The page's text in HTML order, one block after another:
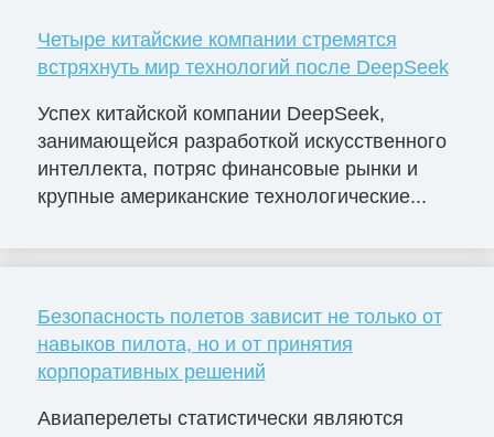
Четыре китайские компании стремятся
встряхнуть мир технологий после DeepSeek
Успех китайской компании DeepSeek,
занимающейся разработкой искусственного
интеллекта, потряс финансовые рынки и
крупные американские технологические...
Безопасность полетов зависит не только от
навыков пилота, но и от принятия
корпоративных решений
Авиаперелеты статистически являются